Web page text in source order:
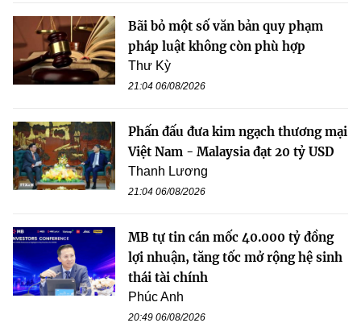
Bãi bỏ một số văn bản quy phạm
pháp luật không còn phù hợp
Thư Kỳ
21:04 06/08/2026
Phấn đấu đưa kim ngạch thương mại
Việt Nam - Malaysia đạt 20 tỷ USD
Thanh Lương
21:04 06/08/2026
MB tự tin cán mốc 40.000 tỷ đồng
lợi nhuận, tăng tốc mở rộng hệ sinh
thái tài chính
Phúc Anh
20:49 06/08/2026